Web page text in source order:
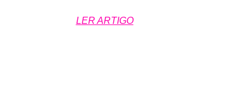
LER ARTIGO